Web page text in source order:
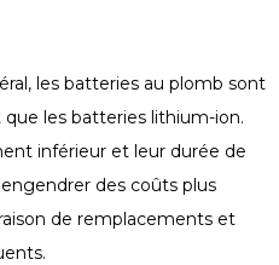
les batteries au plomb sont
que les batteries lithium-ion.
inférieur et leur durée de
des coûts plus
de remplacements et